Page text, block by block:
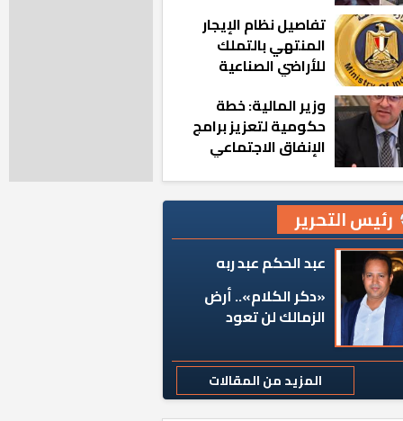
تفاصيل نظام الإيجار
المنتهي بالتملك
للأراضي الصناعية
وزير المالية: خطة
حكومية لتعزيز برامج
الإنفاق الاجتماعي
رئيس التحرير
عبد الحكم عبد ربه
«دكر الكلام».. أرض
الزمالك لن تعود
المزيد من المقالات